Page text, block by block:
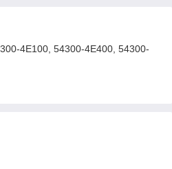
4E100, 54300-4E400, 54300-